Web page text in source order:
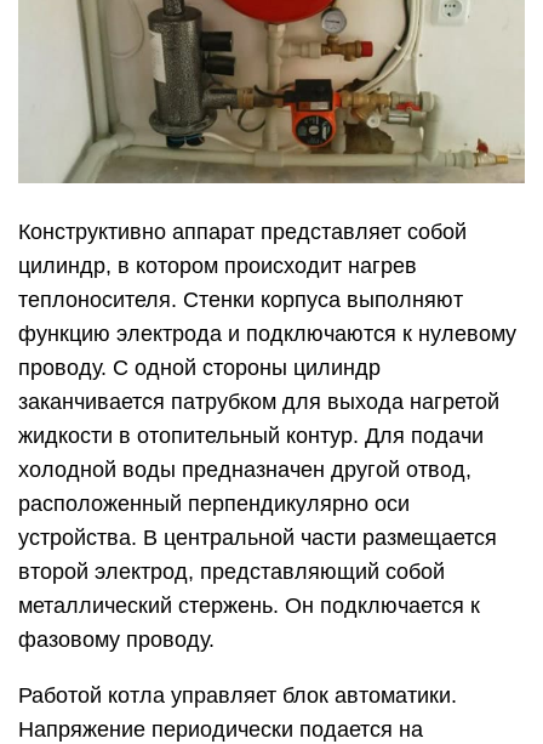
Конструктивно аппарат представляет собой
цилиндр, в котором происходит нагрев
теплоносителя. Стенки корпуса выполняют
функцию электрода и подключаются к нулевому
проводу. С одной стороны цилиндр
заканчивается патрубком для выхода нагретой
жидкости в отопительный контур. Для подачи
холодной воды предназначен другой отвод,
расположенный перпендикулярно оси
устройства. В центральной части размещается
второй электрод, представляющий собой
металлический стержень. Он подключается к
фазовому проводу.
Работой котла управляет блок автоматики.
Напряжение периодически подается на